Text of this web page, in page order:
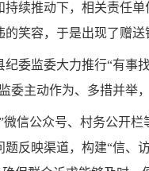
续推动下，相关责任
笑容，于是出现了赠送
委监委大力推行“有事
委主动作为、多措并举
信公众号、村务公开
反映渠道，构建“信、